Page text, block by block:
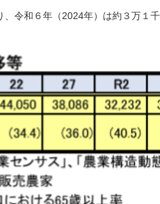
令和６年（2024年）は約３万１